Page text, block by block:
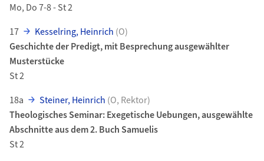
Mo, Do 7-8 - St 2
17
Kesselring, Heinrich (O)
Geschichte der Predigt, mit Besprechung ausgewählter
Musterstücke
St 2
18a
Steiner, Heinrich (O, Rektor)
Theologisches Seminar: Exegetische Uebungen, ausgewählte
Abschnitte aus dem 2. Buch Samuelis
St 2